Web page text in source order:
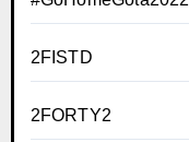
2FISTD
2FORTY2